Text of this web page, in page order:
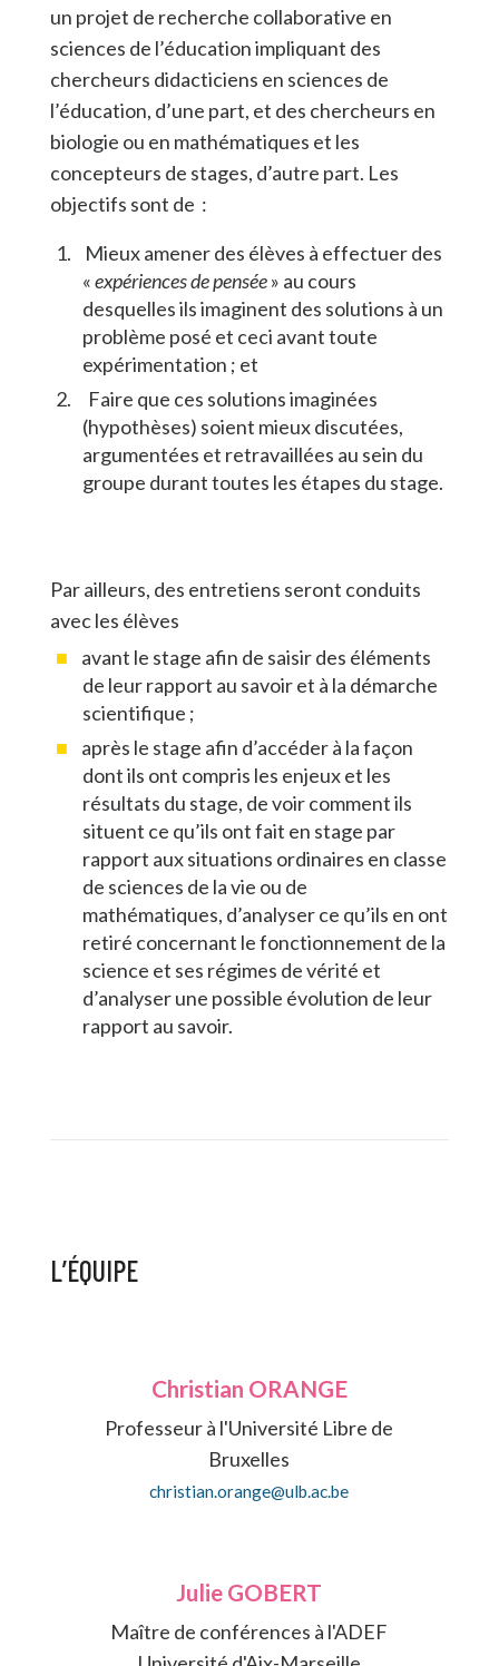
un projet de recherche collaborative en
sciences de l’éducation impliquant des
chercheurs didacticiens en sciences de
l’éducation, d’une part, et des chercheurs en
biologie ou en mathématiques et les
concepteurs de stages, d’autre part. Les
objectifs sont de :
Mieux amener des élèves à effectuer des
«expériences de pensée» au cours
desquelles ils imaginent des solutions à un
problème posé et ceci avant toute
expérimentation ; et
Faire que ces solutions imaginées
(hypothèses) soient mieux discutées,
argumentées et retravaillées au sein du
groupe durant toutes les étapes du stage.
Par ailleurs, des entretiens seront conduits
avec les élèves
avant le stage afin de saisir des éléments
de leur rapport au savoir et à la démarche
scientifique ;
après le stage afin d’accéder à la façon
dont ils ont compris les enjeux et les
résultats du stage, de voir comment ils
situent ce qu’ils ont fait en stage par
rapport aux situations ordinaires en classe
de sciences de la vie ou de
mathématiques, d’analyser ce qu’ils en ont
retiré concernant le fonctionnement de la
science et ses régimes de vérité et
d’analyser une possible évolution de leur
rapport au savoir.
L’ÉQUIPE
Christian ORANGE
Professeur à l'Université Libre de
Bruxelles
christian.orange@ulb.ac.be
Julie GOBERT
Maître de conférences à l'ADEF